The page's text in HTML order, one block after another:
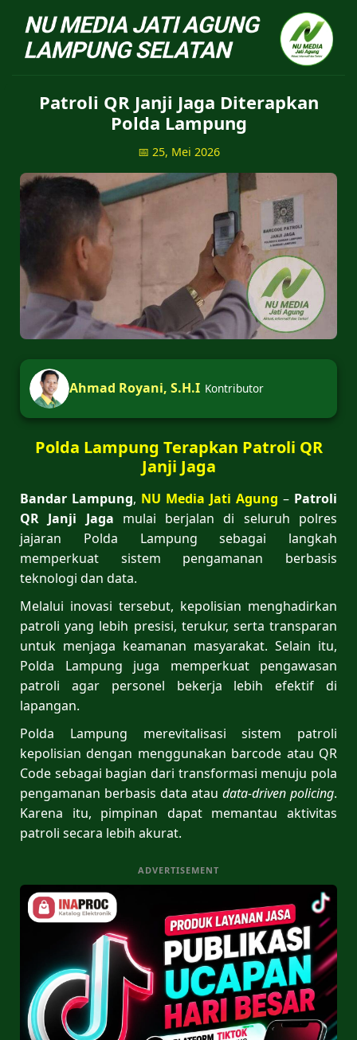
NU Jatiagung - Situs
Patroli QR Janji Jaga Diterapkan
Polda Lampung
📅 25, Mei 2026
Ahmad Royani, S.H.I Kontributor
Polda Lampung Terapkan Patroli QR
Janji Jaga
Bandar Lampung, NU Media Jati Agung – Patroli
QR Janji Jaga mulai berjalan di seluruh polres
jajaran Polda Lampung sebagai langkah
memperkuat sistem pengamanan berbasis
teknologi dan data.
Melalui inovasi tersebut, kepolisian menghadirkan
patroli yang lebih presisi, terukur, serta transparan
untuk menjaga keamanan masyarakat. Selain itu,
Polda Lampung juga memperkuat pengawasan
patroli agar personel bekerja lebih efektif di
lapangan.
Polda Lampung merevitalisasi sistem patroli
kepolisian dengan menggunakan barcode atau QR
Code sebagai bagian dari transformasi menuju pola
pengamanan berbasis data atau data-driven policing.
Karena itu, pimpinan dapat memantau aktivitas
patroli secara lebih akurat.
ADVERTISEMENT